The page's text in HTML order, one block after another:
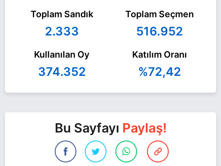
Toplam Sandık
2.333
Toplam Seçmen
516.952
Kullanılan Oy
374.352
Katılım Oranı
%72,42
Bu Sayfayı Paylaş!